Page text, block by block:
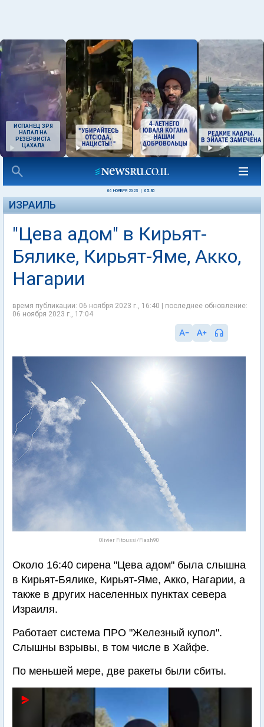
ИСПАНЕЦ ЗРЯ
НАПАЛ НА
РЕЗЕРВИСТА
ЦАХАЛА
06 НОЯБРЯ 2023 05:30
ИЗРАИЛЬ
"Цева адом" в Кирьят-
Бялике, Кирьят-Яме, Акко,
Нагарии
время публикации: 06 ноября 2023 г., 16:40 | последнее обновление:
06 ноября 2023 г., 17:04
Olivier Fitoussi/Flash90
Около 16:40 сирена "Цева адом" была слышна
в Кирьят-Бялике, Кирьят-Яме, Акко, Нагарии, а
также в других населенных пунктах севера
Израиля.
Работает система ПРО "Железный купол".
Слышны взрывы, в том числе в Хайфе.
По меньшей мере, две ракеты были сбиты.